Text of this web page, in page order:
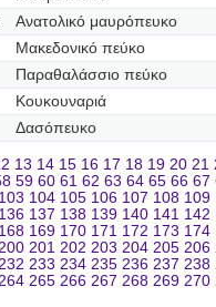
Ανατολικό μαυρόπευκο
Μακεδονικό πεύκο
Παραθαλάσσιο πεύκο
Κουκουναριά
Δασόπευκο
13 14 15 16 17 18 19 20 21
59 60 61 62 63 64 65 66 67
103 104 105 106 107 108 109
136 137 138 139 140 141 142
168 169 170 171 172 173 174
201 202 203 204 205 206
233 234 235 236 237 238
265 266 267 268 269 270